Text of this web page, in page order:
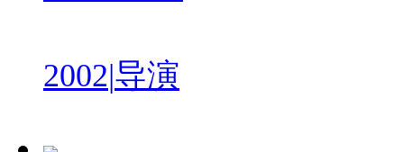
2002|导演